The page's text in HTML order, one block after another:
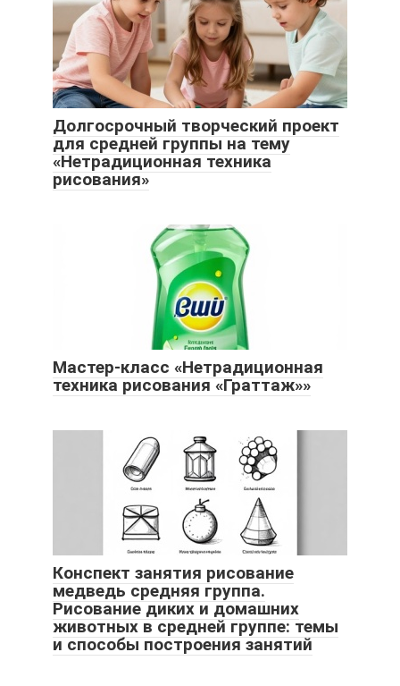
Долгосрочный творческий проект
для средней группы на тему
«Нетрадиционная техника
рисования»
Мастер-класс «Нетрадиционная
техника рисования «Граттаж»»
Конспект занятия рисование
медведь средняя группа.
Рисование диких и домашних
животных в средней группе: темы
и способы построения занятий